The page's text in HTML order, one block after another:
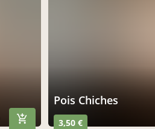
Pois Chiches
3,50 €